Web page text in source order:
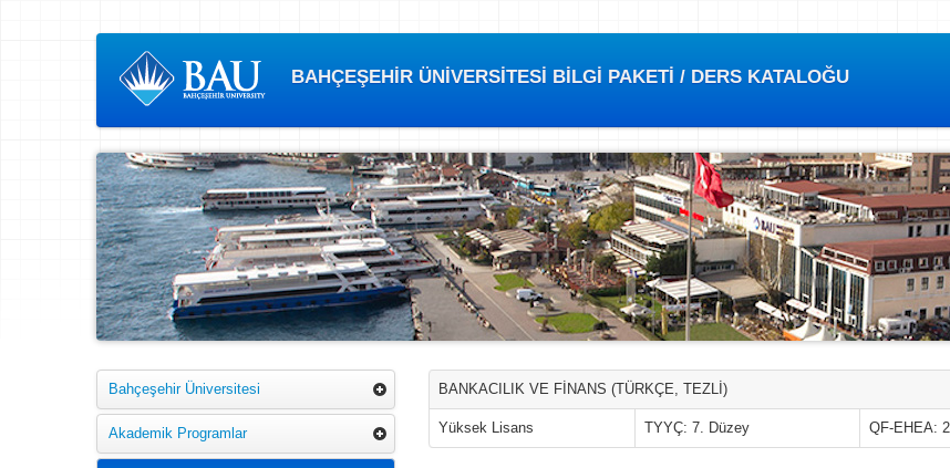
BAHÇEŞEHİR ÜNİVERSİTESİ BİLGİ PAKETİ / DERS KATALOĞU
Bahçeşehir Üniversitesi
Akademik Programlar
BANKACILIK VE FİNANS (TÜRKÇE, TEZLİ)
Yüksek Lisans TYYÇ: 7. Düzey QF-EHEA: